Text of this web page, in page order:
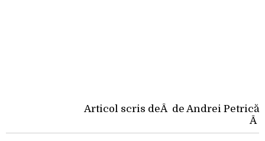
Articol scris deÂ de Andrei Petrică
Â